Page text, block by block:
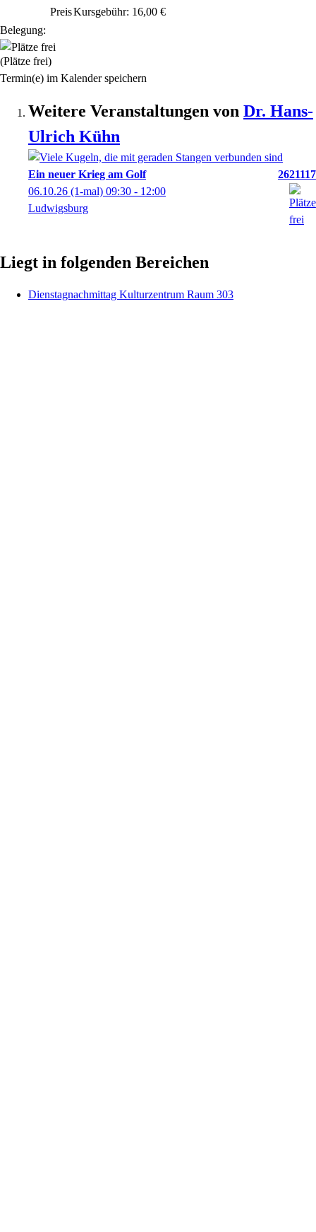
PreisKursgebühr: 16,00 €
Belegung:
(Plätze frei)
Termin(e) im Kalender speichern
Weitere Veranstaltungen von Dr. Hans-
Ulrich Kühn
Ein neuer Krieg am Golf
2621117
06.10.26 (1-mal) 09:30 - 12:00
Ludwigsburg
Liegt in folgenden Bereichen
Dienstagnachmittag Kulturzentrum Raum 303